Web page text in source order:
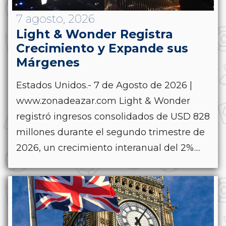
7 agosto, 2026
Light & Wonder Registra
Crecimiento y Expande sus
Márgenes
Estados Unidos.- 7 de Agosto de 2026 |
www.zonadeazar.com Light & Wonder
registró ingresos consolidados de USD 828
millones durante el segundo trimestre de
2026, un crecimiento interanual del 2%....